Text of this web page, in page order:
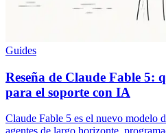
Guides
Reseña de Claude Fable 5:
para el soporte con IA
Claude Fable 5 es el nuevo modelo